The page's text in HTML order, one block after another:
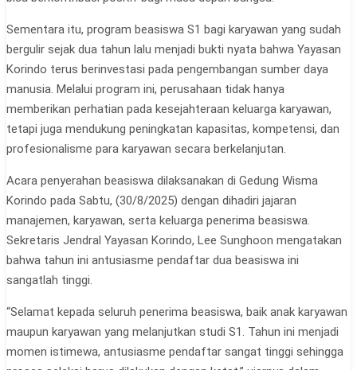
Sementara itu, program beasiswa S1 bagi karyawan yang sudah
bergulir sejak dua tahun lalu menjadi bukti nyata bahwa Yayasan
Korindo terus berinvestasi pada pengembangan sumber daya
manusia. Melalui program ini, perusahaan tidak hanya
memberikan perhatian pada kesejahteraan keluarga karyawan,
tetapi juga mendukung peningkatan kapasitas, kompetensi, dan
profesionalisme para karyawan secara berkelanjutan.
Acara penyerahan beasiswa dilaksanakan di Gedung Wisma
Korindo pada Sabtu, (30/8/2025) dengan dihadiri jajaran
manajemen, karyawan, serta keluarga penerima beasiswa.
Sekretaris Jendral Yayasan Korindo, Lee Sunghoon mengatakan
bahwa tahun ini antusiasme pendaftar dua beasiswa ini
sangatlah tinggi.
“Selamat kepada seluruh penerima beasiswa, baik anak karyawan
maupun karyawan yang melanjutkan studi S1. Tahun ini menjadi
momen istimewa, antusiasme pendaftar sangat tinggi sehingga